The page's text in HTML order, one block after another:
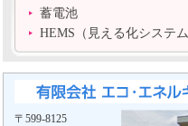
蓄電池
HEMS（見える化システム
〒599-8125